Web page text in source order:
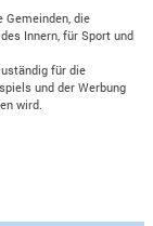
Gemeinden, die
Innern, für Sport und
für die
und der Werbung
wird.